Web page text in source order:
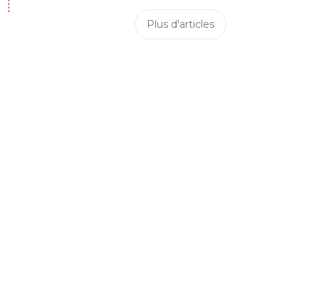
Plus d'articles